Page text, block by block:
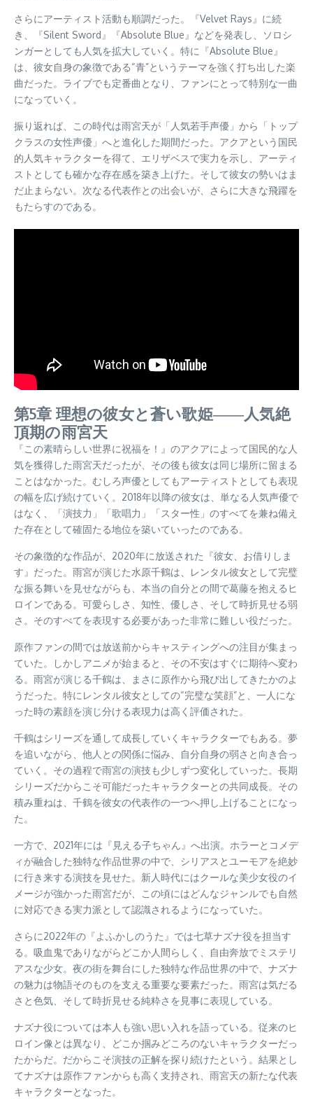
さらにアーティスト活動も順調だった。『Velvet Rays』に続
き、『Silent Sword』『Absolute Blue』などを発表し、ソロシ
ンガーとしても人気を拡大していく。特に『Absolute Blue』
は、彼女自身の象徴である“青”というテーマを強く打ち出した楽
曲だった。ライブでも定番曲となり、ファンにとって特別な一曲
になっていく。
振り返れば、この時代は雨宮天が「人気若手声優」から「トップ
クラスの女性声優」へと進化した期間だった。アクアという国民
的人気キャラクターを得て、エリザベスで実力を示し、アーティ
ストとしても確かな存在感を築き上げた。そして彼女の勢いはま
だ止まらない。次なる代表作との出会いが、さらに大きな飛躍を
もたらすのである。
第5章 理想の彼女と蒼い歌姫――人気絶
頂期の雨宮天
『この素晴らしい世界に祝福を！』のアクアによって国民的な人
気を獲得した雨宮天だったが、その後も彼女は同じ場所に留まる
ことはなかった。むしろ声優としてもアーティストとしても表現
の幅を広げ続けていく。2018年以降の彼女は、単なる人気声優で
はなく、「演技力」「歌唱力」「スター性」のすべてを兼ね備え
た存在として確固たる地位を築いていったのである。
その象徴的な作品が、2020年に放送された『彼女、お借りしま
す』だった。雨宮が演じた水原千鶴は、レンタル彼女として完璧
な振る舞いを見せながらも、本当の自分との間で葛藤を抱えるヒ
ロインである。可愛らしさ、知性、優しさ、そして時折見せる弱
さ。そのすべてを表現する必要があった非常に難しい役だった。
原作ファンの間では放送前からキャスティングへの注目が集まっ
ていた。しかしアニメが始まると、その不安はすぐに期待へ変わ
る。雨宮が演じる千鶴は、まさに原作から飛び出してきたかのよ
うだった。特にレンタル彼女としての“完璧な笑顔”と、一人にな
った時の素顔を演じ分ける表現力は高く評価された。
千鶴はシリーズを通して成長していくキャラクターでもある。夢
を追いながら、他人との関係に悩み、自分自身の弱さと向き合っ
ていく。その過程で雨宮の演技も少しずつ変化していった。長期
シリーズだからこそ可能だったキャラクターとの共同成長。その
積み重ねは、千鶴を彼女の代表作の一つへ押し上げることになっ
た。
一方で、2021年には『見える子ちゃん』へ出演。ホラーとコメデ
ィが融合した独特な作品世界の中で、シリアスとユーモアを絶妙
に行き来する演技を見せた。新人時代にはクールな美少女役のイ
メージが強かった雨宮だが、この頃にはどんなジャンルでも自然
に対応できる実力派として認識されるようになっていた。
さらに2022年の『よふかしのうた』では七草ナズナ役を担当す
る。吸血鬼でありながらどこか人間らしく、自由奔放でミステリ
アスな少女。夜の街を舞台にした独特な作品世界の中で、ナズナ
の魅力は物語そのものを支える重要な要素だった。雨宮は気だる
さと色気、そして時折見せる純粋さを見事に表現している。
ナズナ役については本人も強い思い入れを語っている。従来のヒ
ロイン像とは異なり、どこか掴みどころのないキャラクターだっ
たからだ。だからこそ演技の正解を探り続けたという。結果とし
てナズナは原作ファンからも高く支持され、雨宮天の新たな代表
キャラクターとなった。